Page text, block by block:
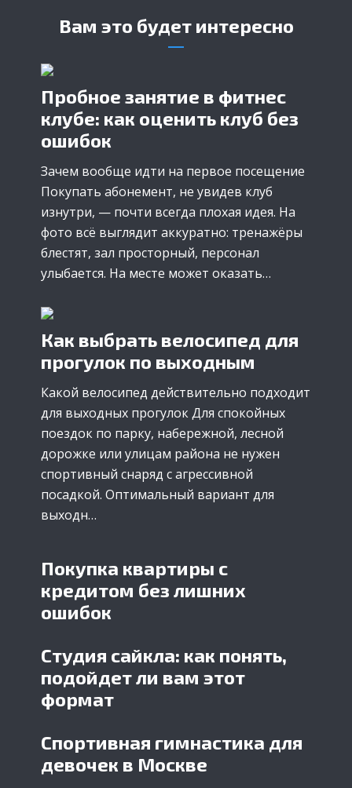
Вам это будет интересно
Пробное занятие в фитнес
клубе: как оценить клуб без
ошибок
Зачем вообще идти на первое посещение
Покупать абонемент, не увидев клуб
изнутри, — почти всегда плохая идея. На
фото всё выглядит аккуратно: тренажёры
блестят, зал просторный, персонал
улыбается. На месте может оказать…
Как выбрать велосипед для
прогулок по выходным
Какой велосипед действительно подходит
для выходных прогулок Для спокойных
поездок по парку, набережной, лесной
дорожке или улицам района не нужен
спортивный снаряд с агрессивной
посадкой. Оптимальный вариант для
выходн…
Покупка квартиры с
кредитом без лишних
ошибок
Студия сайкла: как понять,
подойдет ли вам этот
формат
Спортивная гимнастика для
девочек в Москве